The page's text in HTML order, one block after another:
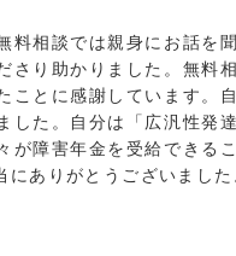
料相談では親身にお話を
さり助かりました。無料
ことに感謝しています。
した。自分は「広汎性発
が障害年金を受給できる
にありがとうございまし